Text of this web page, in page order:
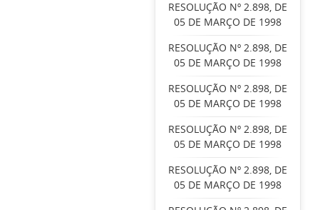
RESOLUÇÃO Nº 2.898, DE
05 DE MARÇO DE 1998
RESOLUÇÃO Nº 2.898, DE
05 DE MARÇO DE 1998
RESOLUÇÃO Nº 2.898, DE
05 DE MARÇO DE 1998
RESOLUÇÃO Nº 2.898, DE
05 DE MARÇO DE 1998
RESOLUÇÃO Nº 2.898, DE
05 DE MARÇO DE 1998